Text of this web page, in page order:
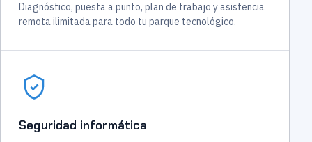
Diagnóstico, puesta a punto, plan de trabajo y asistencia
remota ilimitada para todo tu parque tecnológico.
Seguridad informática